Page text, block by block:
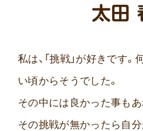
太田
私は、「挑戦」が好きです
い頃からそうでした。
その中には良かった事もあ
その挑戦が無かったら自